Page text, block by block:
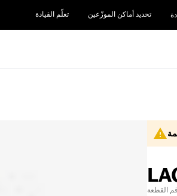
تعلّم القيادة تحديد أماكن الموزّعين